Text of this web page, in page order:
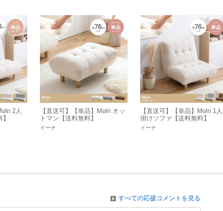
2人
【直送可】【単品】Moln オッ
トマン【送料無料】
イーナ
【直送可】【単品】Moln 1人
掛けソファ【送料無料】
イーナ
すべての応援コメントを見る